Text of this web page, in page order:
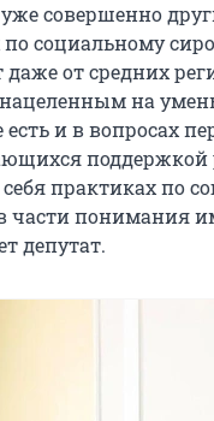
совершенно
социальному
даже от средних
на
есть и в вопросах
практиках по
части понимания
депутат.